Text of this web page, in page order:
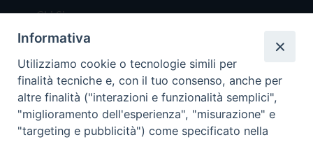
Chi Siamo
Redazione
Scrivici
Informativa
Utilizziamo cookie o tecnologie simili per
finalità tecniche e, con il tuo consenso, anche per
altre finalità ("interazioni e funzionalità semplici",
"miglioramento dell'esperienza", "misurazione" e
"targeting e pubblicità") come specificato nella